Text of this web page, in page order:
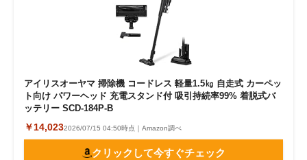
アイリスオーヤマ 掃除機 コードレス 軽量1.5㎏ 自走式 カーペッ
ト向け パワーヘッド 充電スタンド付 吸引持続率99% 着脱式バ
ッテリー SCD-184P-B
￥14,0232026/07/15 04:50時点｜Amazon調べ
クリックして今すぐチェック